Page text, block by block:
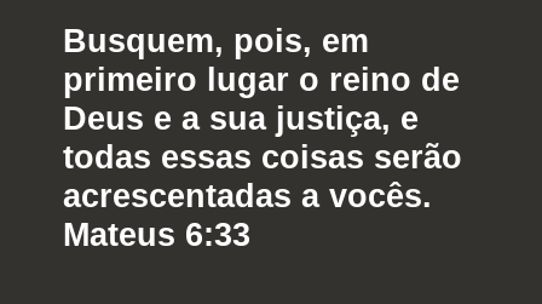
Busquem, pois, em
primeiro lugar o reino de
Deus e a sua justiça, e
todas essas coisas serão
acrescentadas a vocês.
Mateus 6:33